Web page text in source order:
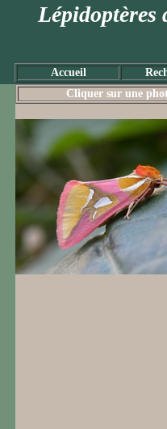
Lépidoptères
Accueil
Cliquer sur une